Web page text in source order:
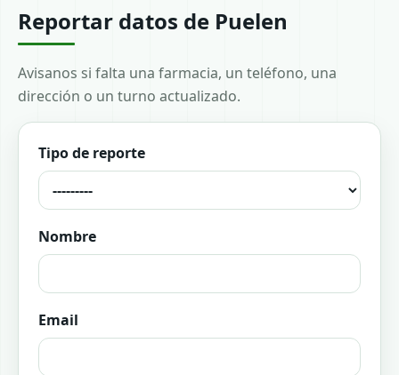
Reportar datos de Puelen
Avisanos si falta una farmacia, un teléfono, una
dirección o un turno actualizado.
Tipo de reporte
Nombre
Email